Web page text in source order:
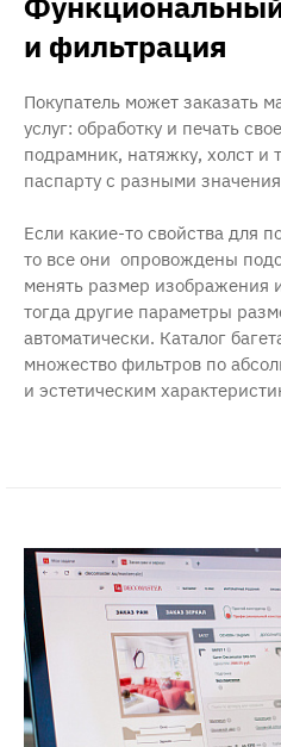
и фильтрация
Покупатель может заказать
услуг: обработку и печать
подрамник, натяжку, холст и
паспарту с разными
Если какие-то свойства для
то все они опровождены
менять размер изображения
тогда другие параметры
автоматически. Каталог
множество фильтров по
и эстетическим